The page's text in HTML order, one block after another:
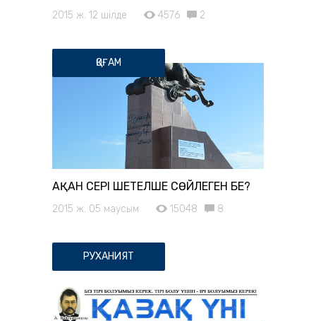
2015 ж. 12 шілде 4576 2
ҚОҒАМ
АҚАН СЕРІ ШЕТЕЛШЕ СӨЙЛЕГЕН БЕ?
2015 ж. 05 маусым 15048 8
РУХАНИЯТ